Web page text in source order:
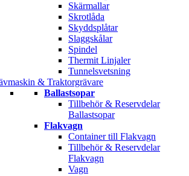
Skärmallar
Skrotlåda
Skyddsplåtar
Slaggskålar
Spindel
Thermit Linjaler
Tunnelsvetsning
& Traktorgrävare
Ballastsopar
Tillbehör & Reservdelar
Ballastsopar
Flakvagn
Container till Flakvagn
Tillbehör & Reservdelar
Flakvagn
Vagn